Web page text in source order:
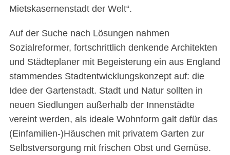
Mietskasernenstadt der Welt“.
Auf der Suche nach Lösungen nahmen
Sozialreformer, fortschrittlich denkende Architekten
und Städteplaner mit Begeisterung ein aus England
stammendes Stadtentwicklungskonzept auf: die
Idee der Gartenstadt. Stadt und Natur sollten in
neuen Siedlungen außerhalb der Innenstädte
vereint werden, als ideale Wohnform galt dafür das
(Einfamilien-)Häuschen mit privatem Garten zur
Selbstversorgung mit frischen Obst und Gemüse.